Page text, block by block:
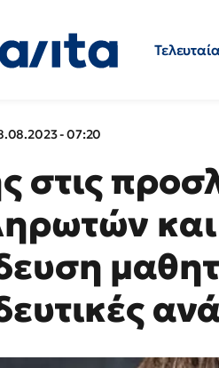
- 07:20
στις